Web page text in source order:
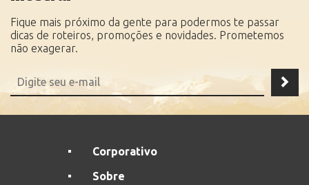
Fique mais próximo da gente para podermos te passar
dicas de roteiros, promoções e novidades. Prometemos
não exagerar.
Corporativo
Sobre